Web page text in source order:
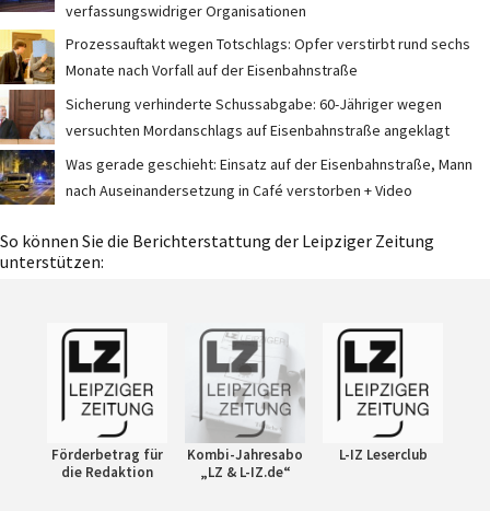
verfassungswidriger Organisationen
Prozessauftakt wegen Totschlags: Opfer verstirbt rund sechs
Monate nach Vorfall auf der Eisenbahnstraße
Sicherung verhinderte Schussabgabe: 60-Jähriger wegen
versuchten Mordanschlags auf Eisenbahnstraße angeklagt
Was gerade geschieht: Einsatz auf der Eisenbahnstraße, Mann
nach Auseinandersetzung in Café verstorben + Video
So können Sie die Berichterstattung der Leipziger Zeitung
unterstützen:
Förderbetrag für
die Redaktion
Kombi-Jahresabo
„LZ & L-IZ.de“
L-IZ Leserclub